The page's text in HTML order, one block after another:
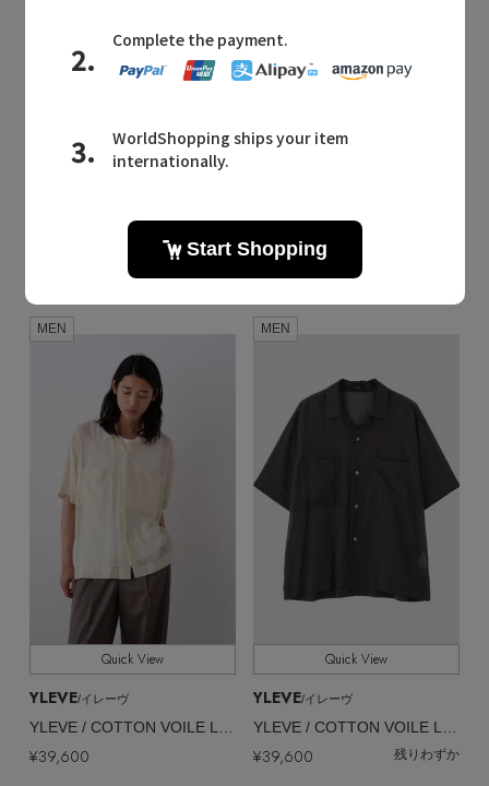
¥40,700
Quick View
MEN
Quick View
YLEVE/イレーヴ
¥39,600 残りわずか
MEN
Quick View
YLEVE/イレーヴ
¥39,600